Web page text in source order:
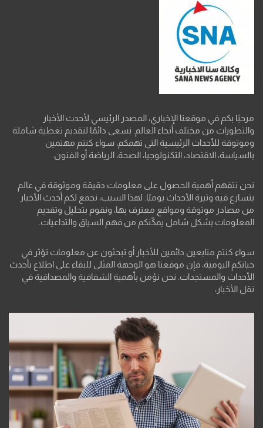
مرحبًا بكم في موقعنا الإخباري، المصدر الرئيسي لأحدث الأخبار
والتطورات من مختلف أنحاء العالم. نسعى دائمًا لتقديم تغطية شاملة
وموثوقة للأحداث الرئيسية التي تهمكم، سواء كنتم مهتمين
بالسياسة، الاقتصاد، التكنولوجيا، الصحة، الرياضة أو الفنون.
نحن نتفهم أهمية الحصول على معلومات دقيقة وموثوقة في عالم
يتسارع فيه وتيرة الأحداث يوميًا. لهذا السبب، نجمع لكم أحدث الأخبار
من مصادر موثوقة ومواقع معترف بها، ونقوم بتحليل وتقديم
المعلومات بشكل شامل يمكّنكم من فهم السياق والتداعيات.
سواء كنتم متابعين دائمين للأخبار أو تبحثون عن معلومات تؤثر في
حياتكم اليومية، فإن موقعنا هو الوجهة المثلى للبقاء على اطلاع بأحدث
الأحداث والمستجدات. نحن نؤمن بأهمية الشفافية والمصداقية في
نقل الأخبار،